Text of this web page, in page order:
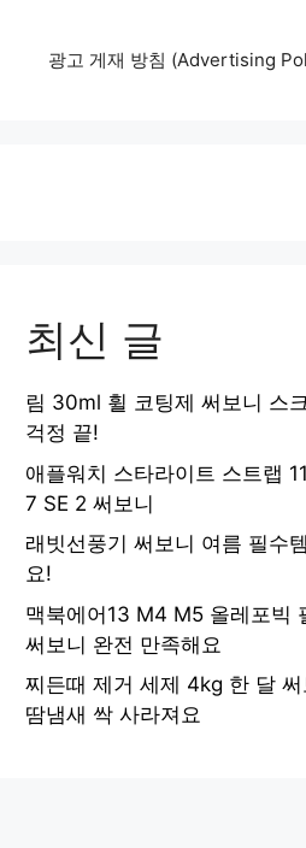
광고 게재 방침 (Advertising
최신 글
림 30ml 휠 코팅제 써보니 스
걱정 끝!
애플워치 스타라이트 스트랩
7 SE 2 써보니
래빗선풍기 써보니 여름 필수
요!
맥북에어13 M4 M5 올레포빅
써보니 완전 만족해요
찌든때 제거 세제 4kg 한 달 써
땀냄새 싹 사라져요